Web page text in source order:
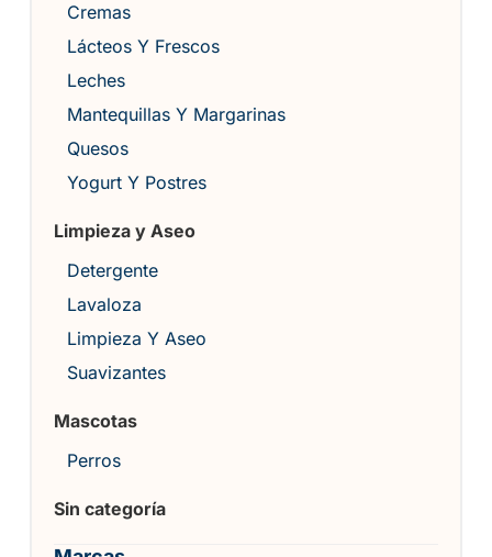
Cremas
Lácteos Y Frescos
Leches
Mantequillas Y Margarinas
Quesos
Yogurt Y Postres
Limpieza y Aseo
Detergente
Lavaloza
Limpieza Y Aseo
Suavizantes
Mascotas
Perros
Sin categoría